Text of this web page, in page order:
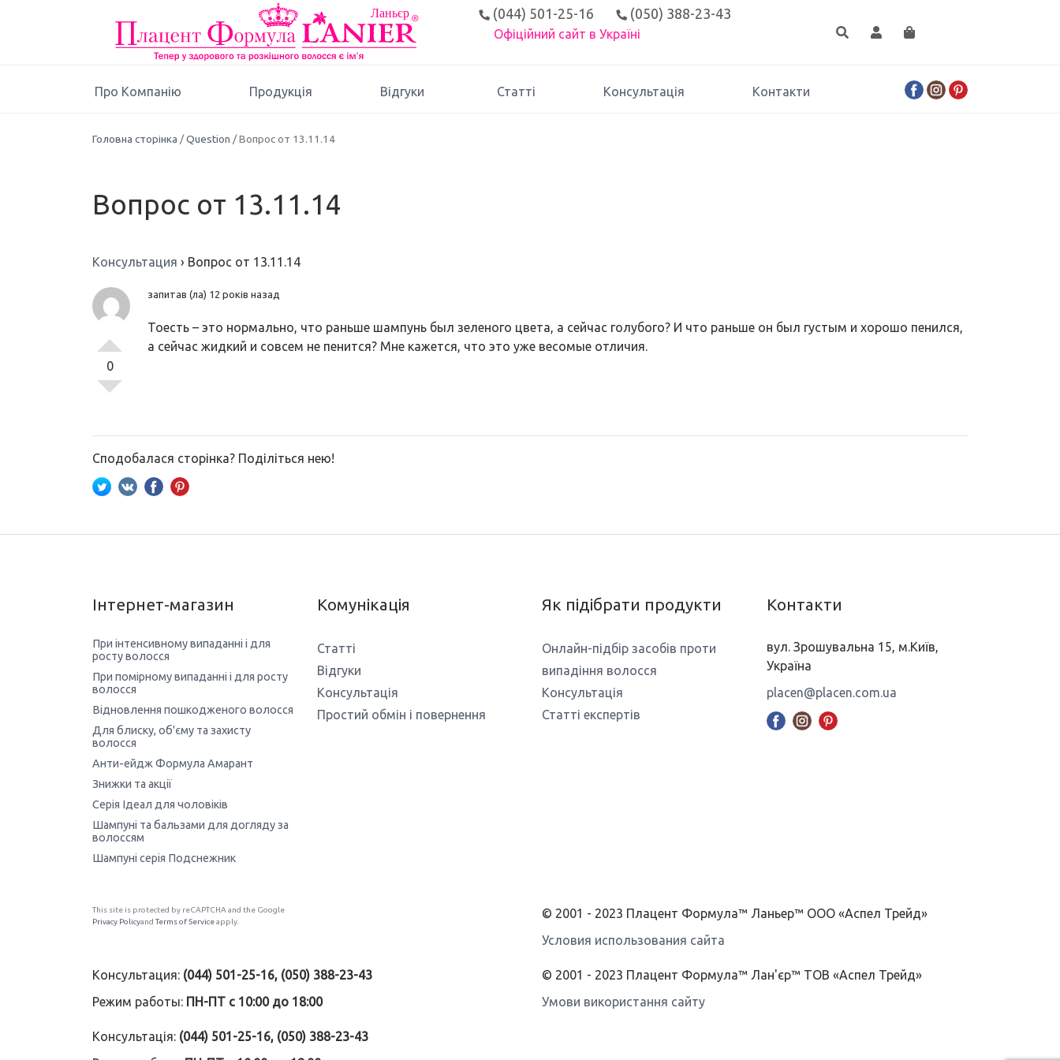
(044) 501-25-16 (050) 388-23-43
Офіційний сайт в Україні
Про Компанію Продукція Відгуки Статті Консультація Контакти
Головна сторінка /Question / Вопрос от 13.11.14
Вопрос от 13.11.14
Консультация › Вопрос от 13.11.14
0
запитав (ла) 12 років назад
Тоесть – это нормально, что раньше шампунь был зеленого цвета, а сейчас голубого? И что раньше он был густым и хорошо пенился,
а сейчас жидкий и совсем не пенится? Мне кажется, что это уже весомые отличия.
Сподобалася сторінка? Поділіться нею!
Інтернет-магазин
При інтенсивному випаданні і для
росту волосся
При помірному випаданні і для росту
волосся
Відновлення пошкодженого волосся
Для блиску, об'єму та захисту
волосся
Анти-ейдж Формула Амарант
Знижки та акції
Серія Ідеал для чоловіків
Шампуні та бальзами для догляду за
волоссям
Шампуні серія Подснежник
Комунікація
Статті
Відгуки
Консультація
Простий обмін і повернення
Як підібрати продукти
Онлайн-підбір засобів проти
випадіння волосся
Консультація
Статті експертів
Контакти
вул. Зрошувальна 15, м.Київ,
Україна
placen@placen.com.ua
This site is protected by reCAPTCHA and the Google
Privacy Policyand Terms of Serviceapply.
© 2001 - 2023 Плацент Формула™ Ланьер™ ООО «Аспел Трейд»
Условия использования сайта
Консультация: (044) 501-25-16, (050) 388-23-43
Режим работы: ПН-ПТ с 10:00 до 18:00
© 2001 - 2023 Плацент Формула™ Лан'єр™ ТОВ «Аспел Трейд»
Умови використання сайту
Консультація: (044) 501-25-16, (050) 388-23-43